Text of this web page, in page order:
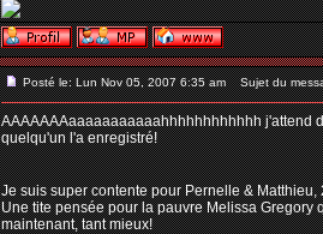
Posté le: Lun Nov 05, 2007 6:35 am Sujet du
AAAAAAAaaaaaaaaaaahhhhhhhhhhhh j'attend
quelqu'un l'a enregistré!
Je suis super contente pour Pernelle &
Une tite pensée pour la pauvre Melissa
maintenant, tant mieux!